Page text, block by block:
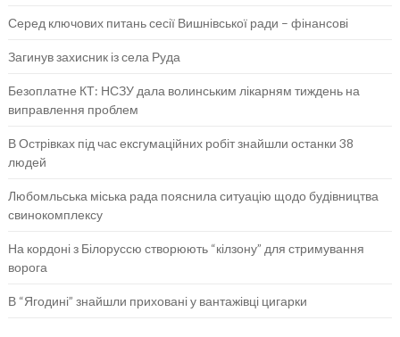
Серед ключових питань сесії Вишнівської ради – фінансові
Загинув захисник із села Руда
Безоплатне КТ: НСЗУ дала волинським лікарням тиждень на
виправлення проблем
В Острівках під час ексгумаційних робіт знайшли останки 38
людей
Любомльська міська рада пояснила ситуацію щодо будівництва
свинокомплексу
На кордоні з Білоруссю створюють “кілзону” для стримування
ворога
В “Ягодині” знайшли приховані у вантажівці цигарки